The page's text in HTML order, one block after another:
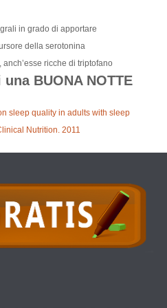
in grado di apportare
della serotonina
ricche di triptofano
BUONA NOTTE
sleep quality in adults with sleep
Nutrition. 2011